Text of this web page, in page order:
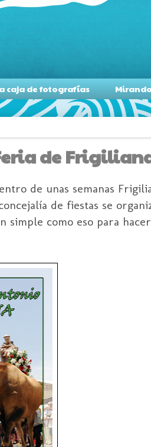
caja de fotografías
de
de unas semanas
de fiestas se
como eso para